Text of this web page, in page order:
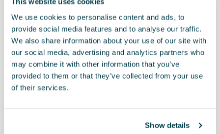
We use cookies to personalise content and ads, to
provide social media features and to analyse our traffic.
We also share information about your use of our site with
our social media, advertising and analytics partners who
may combine it with other information that you’ve
provided to them or that they’ve collected from your use
of their services.
Show details